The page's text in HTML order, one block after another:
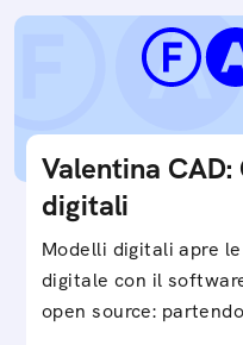
Valentina
digitali
Modelli digitali apre
digitale con il
open source: